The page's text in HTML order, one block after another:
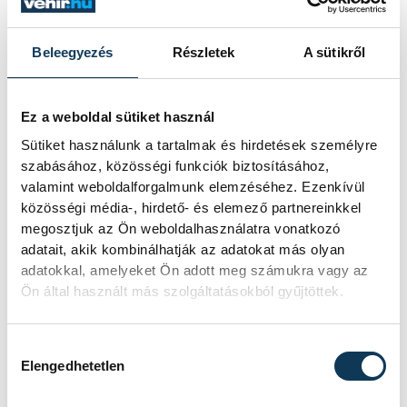
Beleegyezés Részletek A sütikről
Ez a weboldal sütiket használ
Sütiket használunk a tartalmak és hirdetések személyre
szabásához, közösségi funkciók biztosításához,
valamint weboldalforgalmunk elemzéséhez. Ezenkívül
közösségi média-, hirdető- és elemező partnereinkkel
megosztjuk az Ön weboldalhasználatra vonatkozó
adatait, akik kombinálhatják az adatokat más olyan
adatokkal, amelyeket Ön adott meg számukra vagy az
Ön által használt más szolgáltatásokból gyűjtöttek.
Elengedhetetlen